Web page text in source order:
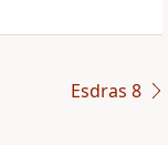
Esdras 8